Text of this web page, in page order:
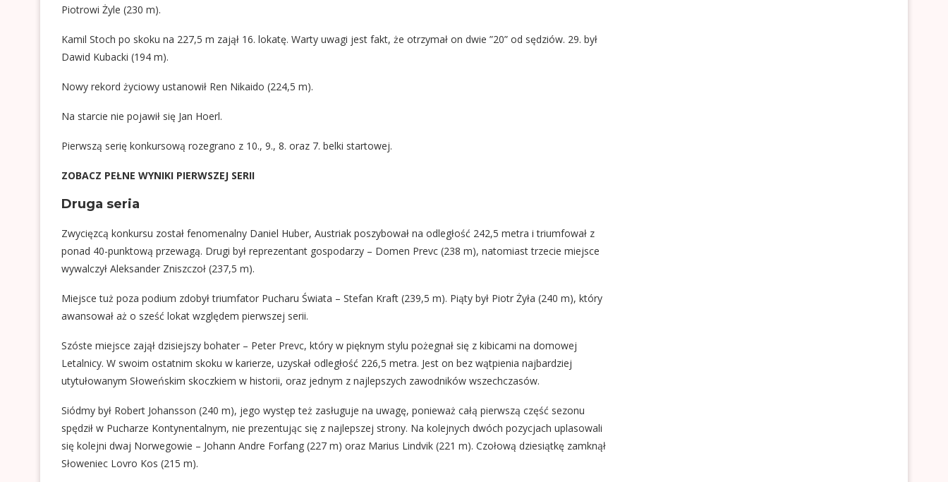
Piotrowi Żyle (230 m).
Kamil Stoch po skoku na 227,5 m zajął 16. lokatę. Warty uwagi jest fakt, że otrzymał on dwie ”20” od sędziów. 29. był
Dawid Kubacki (194 m).
Nowy rekord życiowy ustanowił Ren Nikaido (224,5 m).
Na starcie nie pojawił się Jan Hoerl.
Pierwszą serię konkursową rozegrano z 10., 9., 8. oraz 7. belki startowej.
ZOBACZ PEŁNE WYNIKI PIERWSZEJ SERII
Druga seria
Zwycięzcą konkursu został fenomenalny Daniel Huber, Austriak poszybował na odległość 242,5 metra i triumfował z
ponad 40-punktową przewagą. Drugi był reprezentant gospodarzy – Domen Prevc (238 m), natomiast trzecie miejsce
wywalczył Aleksander Zniszczoł (237,5 m).
Miejsce tuż poza podium zdobył triumfator Pucharu Świata – Stefan Kraft (239,5 m). Piąty był Piotr Żyła (240 m), który
awansował aż o sześć lokat względem pierwszej serii.
Szóste miejsce zajął dzisiejszy bohater – Peter Prevc, który w pięknym stylu pożegnał się z kibicami na domowej
Letalnicy. W swoim ostatnim skoku w karierze, uzyskał odległość 226,5 metra. Jest on bez wątpienia najbardziej
utytułowanym Słoweńskim skoczkiem w historii, oraz jednym z najlepszych zawodników wszechczasów.
Siódmy był Robert Johansson (240 m), jego występ też zasługuje na uwagę, ponieważ całą pierwszą część sezonu
spędził w Pucharze Kontynentalnym, nie prezentując się z najlepszej strony. Na kolejnych dwóch pozycjach uplasowali
się kolejni dwaj Norwegowie – Johann Andre Forfang (227 m) oraz Marius Lindvik (221 m). Czołową dziesiątkę zamknął
Słoweniec Lovro Kos (215 m).